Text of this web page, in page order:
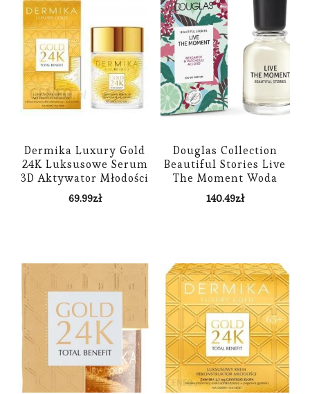
Dermika Luxury Gold
24K Luksusowe Serum
3D Aktywator Młodości
Na Dzień I Noc 60G
69.99zł
Douglas Collection
Beautiful Stories Live
The Moment Woda
Perfumowana 50 ml
140.49zł